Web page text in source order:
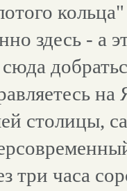
здесь - а
на
столицы,
три часа